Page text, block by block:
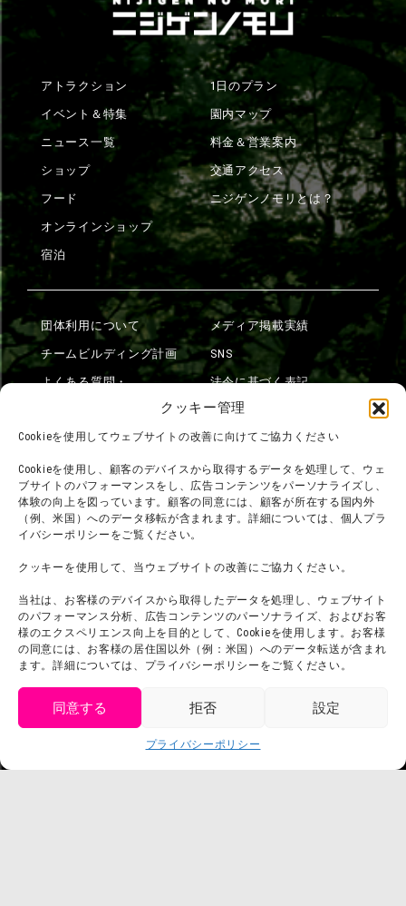
クッキー管理
Cookieを使用してウェブサイトの改善に向けてご協力ください
Cookieを使用し、顧客のデバイスから取得するデータを処理して、ウェ
ブサイトのパフォーマンスをし、広告コンテンツをパーソナライズし、
体験の向上を図っています。顧客の同意には、顧客が所在する国内外
（例、米国）へのデータ移転が含まれます。詳細については、個人プラ
イバシーポリシーをご覧ください。
クッキーを使用して、当ウェブサイトの改善にご協力ください。
当社は、お客様のデバイスから取得したデータを処理し、ウェブサイト
のパフォーマンス分析、広告コンテンツのパーソナライズ、およびお客
様のエクスペリエンス向上を目的として、Cookieを使用します。お客様
の同意には、お客様の居住国以外（例：米国）へのデータ転送が含まれ
ます。詳細については、プライバシーポリシーをご覧ください。
同意する 拒否 設定
プライバシーポリシー
アトラクション
イベント＆特集
ニュース一覧
ショップ
フード
オンラインショップ
宿泊
1日のプラン
園内マップ
料金＆営業案内
交通アクセス
ニジゲンノモリとは？
団体利用について
チームビルディング計画
よくある質問・
利用規約
プレスリリース
メディア掲載実績
SNS
法令に基づく表記
会社概要
スタッフ募集